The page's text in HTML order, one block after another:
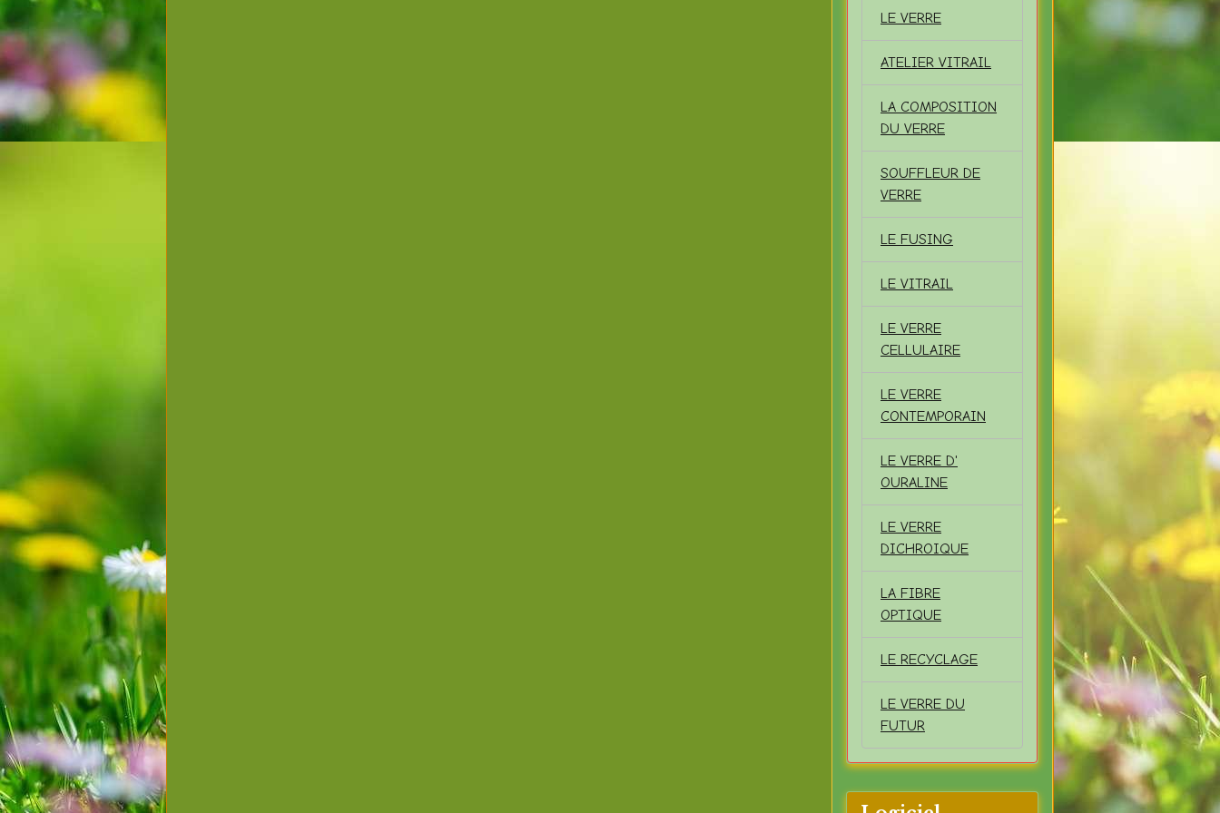
LE VERRE
ATELIER VITRAIL
LA COMPOSITION
DU VERRE
SOUFFLEUR DE
VERRE
LE FUSING
LE VITRAIL
LE VERRE
CELLULAIRE
LE VERRE
CONTEMPORAIN
LE VERRE D'
OURALINE
LE VERRE
DICHROIQUE
LA FIBRE
OPTIQUE
LE RECYCLAGE
LE VERRE DU
FUTUR